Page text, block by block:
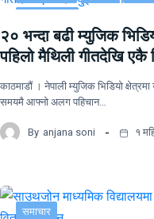
२० भन्दा बढी म्युजिक
पहिलो मैथिली गीतदेखि एकै
काठमाडौं । नेपाली म्युजिक भिडियो
समयमै आफ्नो अलग पहिचान…
By anjana soni १
समाचार